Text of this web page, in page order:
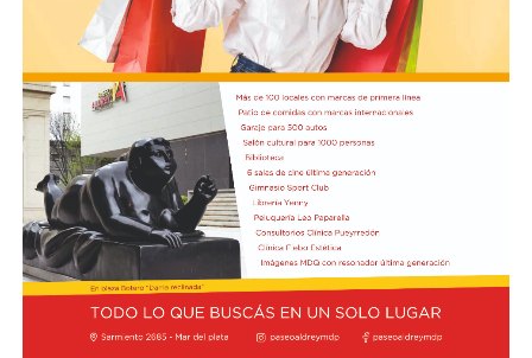
La autorización militar ocurre en un contexto de
fricción diplomática originada por las declaraciones
de Javier Milei hacia su par brasileño, Lula da Silva. Esta
situación derivó en el retiro del embajador brasileño en
Buenos Aires, Julio Bitelli.
Desde el Palacio del Planalto, el canciller Mauro
Vieira calificó los insultos del mandatario argentino
como "graves e inaceptables". Por su parte, Brasil decidió
reducir su representación en el país al nivel de
encargado de negocios.